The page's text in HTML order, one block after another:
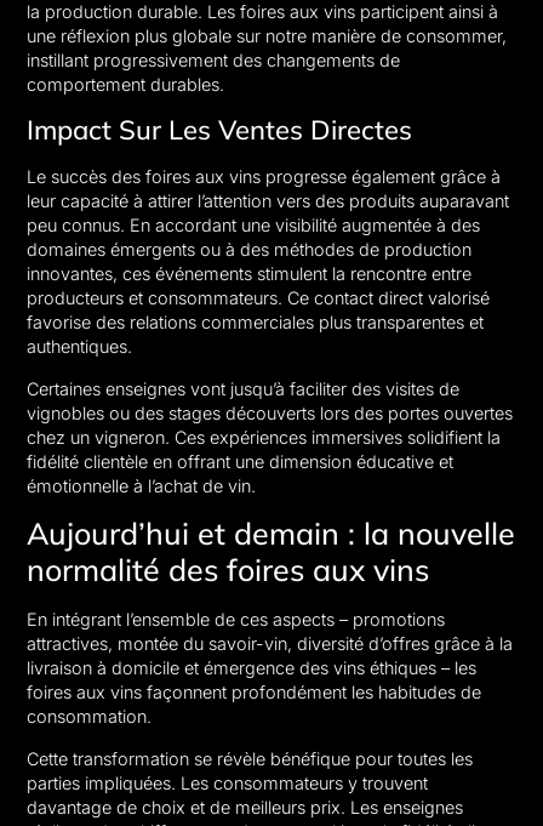
la production durable. Les foires aux vins participent ainsi à
une réflexion plus globale sur notre manière de consommer,
instillant progressivement des changements de
comportement durables.
Impact Sur Les Ventes Directes
Le succès des foires aux vins progresse également grâce à
leur capacité à attirer l’attention vers des produits auparavant
peu connus. En accordant une visibilité augmentée à des
domaines émergents ou à des méthodes de production
innovantes, ces événements stimulent la rencontre entre
producteurs et consommateurs. Ce contact direct valorisé
favorise des relations commerciales plus transparentes et
authentiques.
Certaines enseignes vont jusqu’à faciliter des visites de
vignobles ou des stages découverts lors des portes ouvertes
chez un vigneron. Ces expériences immersives solidifient la
fidélité clientèle en offrant une dimension éducative et
émotionnelle à l’achat de vin.
Aujourd’hui et demain : la nouvelle
normalité des foires aux vins
En intégrant l’ensemble de ces aspects – promotions
attractives, montée du savoir-vin, diversité d’offres grâce à la
livraison à domicile et émergence des vins éthiques – les
foires aux vins façonnent profondément les habitudes de
consommation.
Cette transformation se révèle bénéfique pour toutes les
parties impliquées. Les consommateurs y trouvent
davantage de choix et de meilleurs prix. Les enseignes